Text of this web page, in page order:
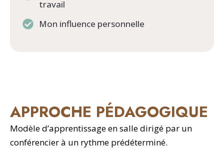
travail
Mon influence personnelle
APPROCHE PÉDAGOGIQUE
Modèle d’apprentissage en salle dirigé par un
conférencier à un rythme prédéterminé.